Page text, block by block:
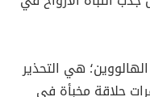
هي التحذير
حلاقة مخبأة في